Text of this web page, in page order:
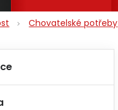
Chovatelské potřeby
panel